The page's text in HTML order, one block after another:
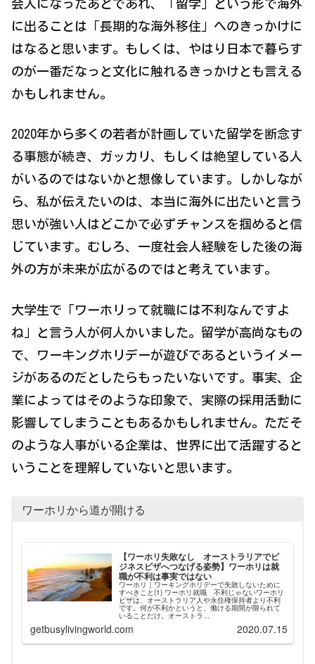
会人になったあとであれ、「留学」という形で海外
に出ることは「長期的な海外移住」へのきっかけに
はなると思います。もしくは、やはり日本で暮らす
のが一番だなっと文化に触れるきっかけとも言える
かもしれません。
2020年から多くの若者が計画していた留学を断念す
る事態が続き、ガッカリ、もしくは絶望している人
がいるのではないかと想像しています。しかしなが
ら、私が伝えたいのは、本当に海外に出たいと言う
思いが強い人はどこかで必ずチャンスを掴めると信
じています。むしろ、一度社会人経験をした後の海
外の方が未来が広がるのではと考えています。
大学生で「ワーホリって就職には不利なんですよ
ね」と言う人が何人かいました。留学が高尚なもの
で、ワーキングホリデーが遊びであるというイメー
ジがあるのだとしたらもったいないです。事実、企
業によってはそのような印象で、実際の採用活動に
影響してしまうこともあるかもしれません。ただそ
のような人事がいる企業は、世界に出て活躍すると
いうことを理解していないと思います。
ワーホリから道が開ける
【ワーホリ失敗なし オーストラリアでビ
ジネスビザへつなげる姿勢】ワーホリは就
職が不利は事実ではない
ワーホリ｜ワーキングホリデーで失敗しないために
すべきこと(1) ワーホリ就職 不利じゃないワーホリ
ビザは、オーストラリア人や永住権保持者より不利
です。何が不利かというと、働ける期間が限られて
いることだけ。オーストラ...
getbusylivingworld.com 2020.07.15